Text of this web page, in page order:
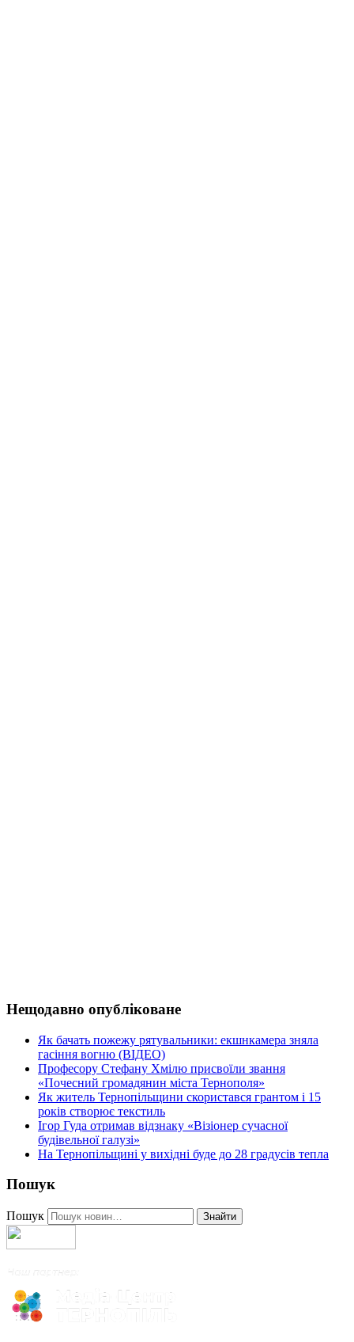
Нещодавно опубліковане
Як бачать пожежу рятувальники: екшнкамера зняла
гасіння вогню (ВІДЕО)
Професору Стефану Хмілю присвоїли звання
«Почесний громадянин міста Тернополя»
Як житель Тернопільщини скористався грантом і 15
років створює текстиль
Ігор Гуда отримав відзнаку «Візіонер сучасної
будівельної галузі»
На Тернопільщині у вихідні буде до 28 градусів тепла
Пошук
Пошук Знайти